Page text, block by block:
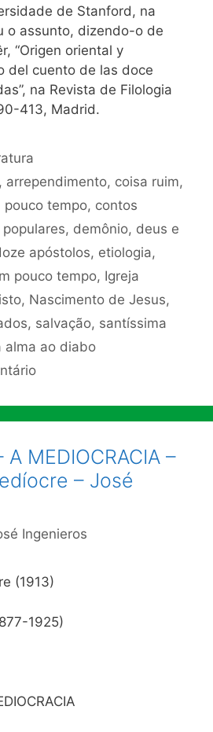
de Stanford, na
o assunto, dizendo-o de
“Origen oriental y
del cuento de las doce
na Revista de Filologia
413, Madrid.
, arrependimento, coisa ruim,
pouco tempo, contos
, demônio, deus e
apóstolos, etiologia,
pouco tempo, Igreja
, Nascimento de Jesus,
, salvação, santíssima
alma ao diabo
MEDIOCRACIA –
– José
Ingenieros
(1913)
1925)